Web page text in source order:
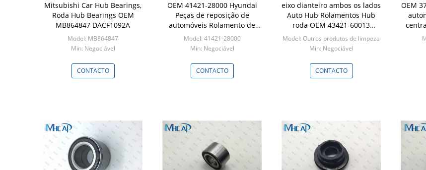
Mitsubishi Car Hub Bearings,
Roda Hub Bearings OEM
MB864847 DACF1092A
Model: MB864847
Min: Negociável
CONTACTO
OEM 41421-28000 Hyundai
Peças de reposição de
automóveis Rolamento de
libertação da embreagem
Model: 41421-28000
Min: Negociável
CONTACTO
eixo dianteiro ambos os lados
Auto Hub Rolamentos Hub
roda OEM 43421-60013
973393
Model: Outros produtos de limpeza
Min: Negociável
CONTACTO
OEM